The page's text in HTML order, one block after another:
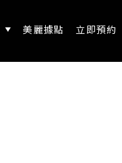
美麗據點 立即預約